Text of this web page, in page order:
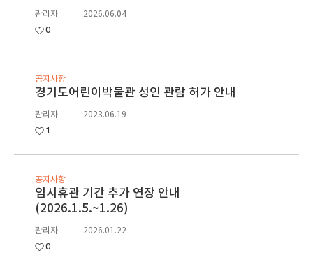
관리자 2026.06.04
0
공지사항
경기도어린이박물관 성인 관람 허가 안내
관리자 2023.06.19
1
공지사항
임시휴관 기간 추가 연장 안내
(2026.1.5.~1.26)
관리자 2026.01.22
0